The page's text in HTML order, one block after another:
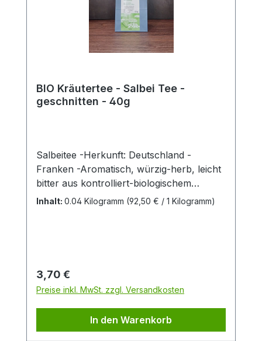
BIO Kräutertee - Salbei Tee -
geschnitten - 40g
Salbeitee -Herkunft: Deutschland -
Franken -Aromatisch, würzig-herb, leicht
bitter aus kontrolliert-biologischem
AnbauVerwendung: italienische und
kochendem Wasser übergießen; ca. 10
Minuten bedeckt ziehen lassen.
Inhalt: 0.04 Kilogramm (92,50 € / 1 Kilogramm)
Regulärer Preis:
3,70 €
Preise inkl. MwSt. zzgl. Versandkosten
In den Warenkorb